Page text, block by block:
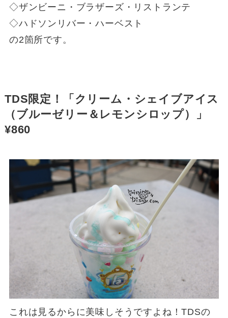
◇ザンビーニ・ブラザーズ・リストランテ
◇ハドソンリバー・ハーベスト
の2箇所です。
TDS限定！「クリーム・シェイブアイス
（ブルーゼリー＆レモンシロップ）」
¥860
これは見るからに美味しそうですよね！TDSの